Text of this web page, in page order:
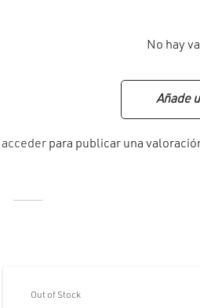
No hay
Añade
acceder para publicar una
Out of Stock